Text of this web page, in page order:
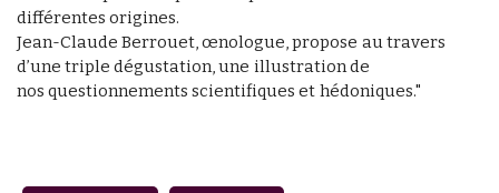
différentes origines.
Jean-Claude Berrouet, œnologue, propose au travers
d’une triple dégustation, une illustration de
nos questionnements scientifiques et hédoniques."